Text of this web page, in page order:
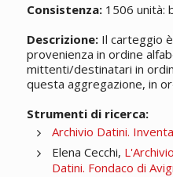
Consistenza:1506 unità:
Descrizione:Il carteggio
provenienza in ordine
mittenti/destinatari in
questa aggregazione, in
Strumenti di ricerca:
Archivio Datini.
Elena Cecchi,
Datini. Fondaco di